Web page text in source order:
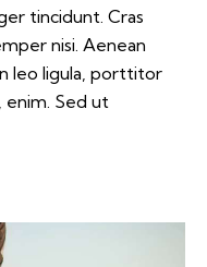
tincidunt. Cras
nisi. Aenean
leo ligula, porttitor
enim. Sed ut